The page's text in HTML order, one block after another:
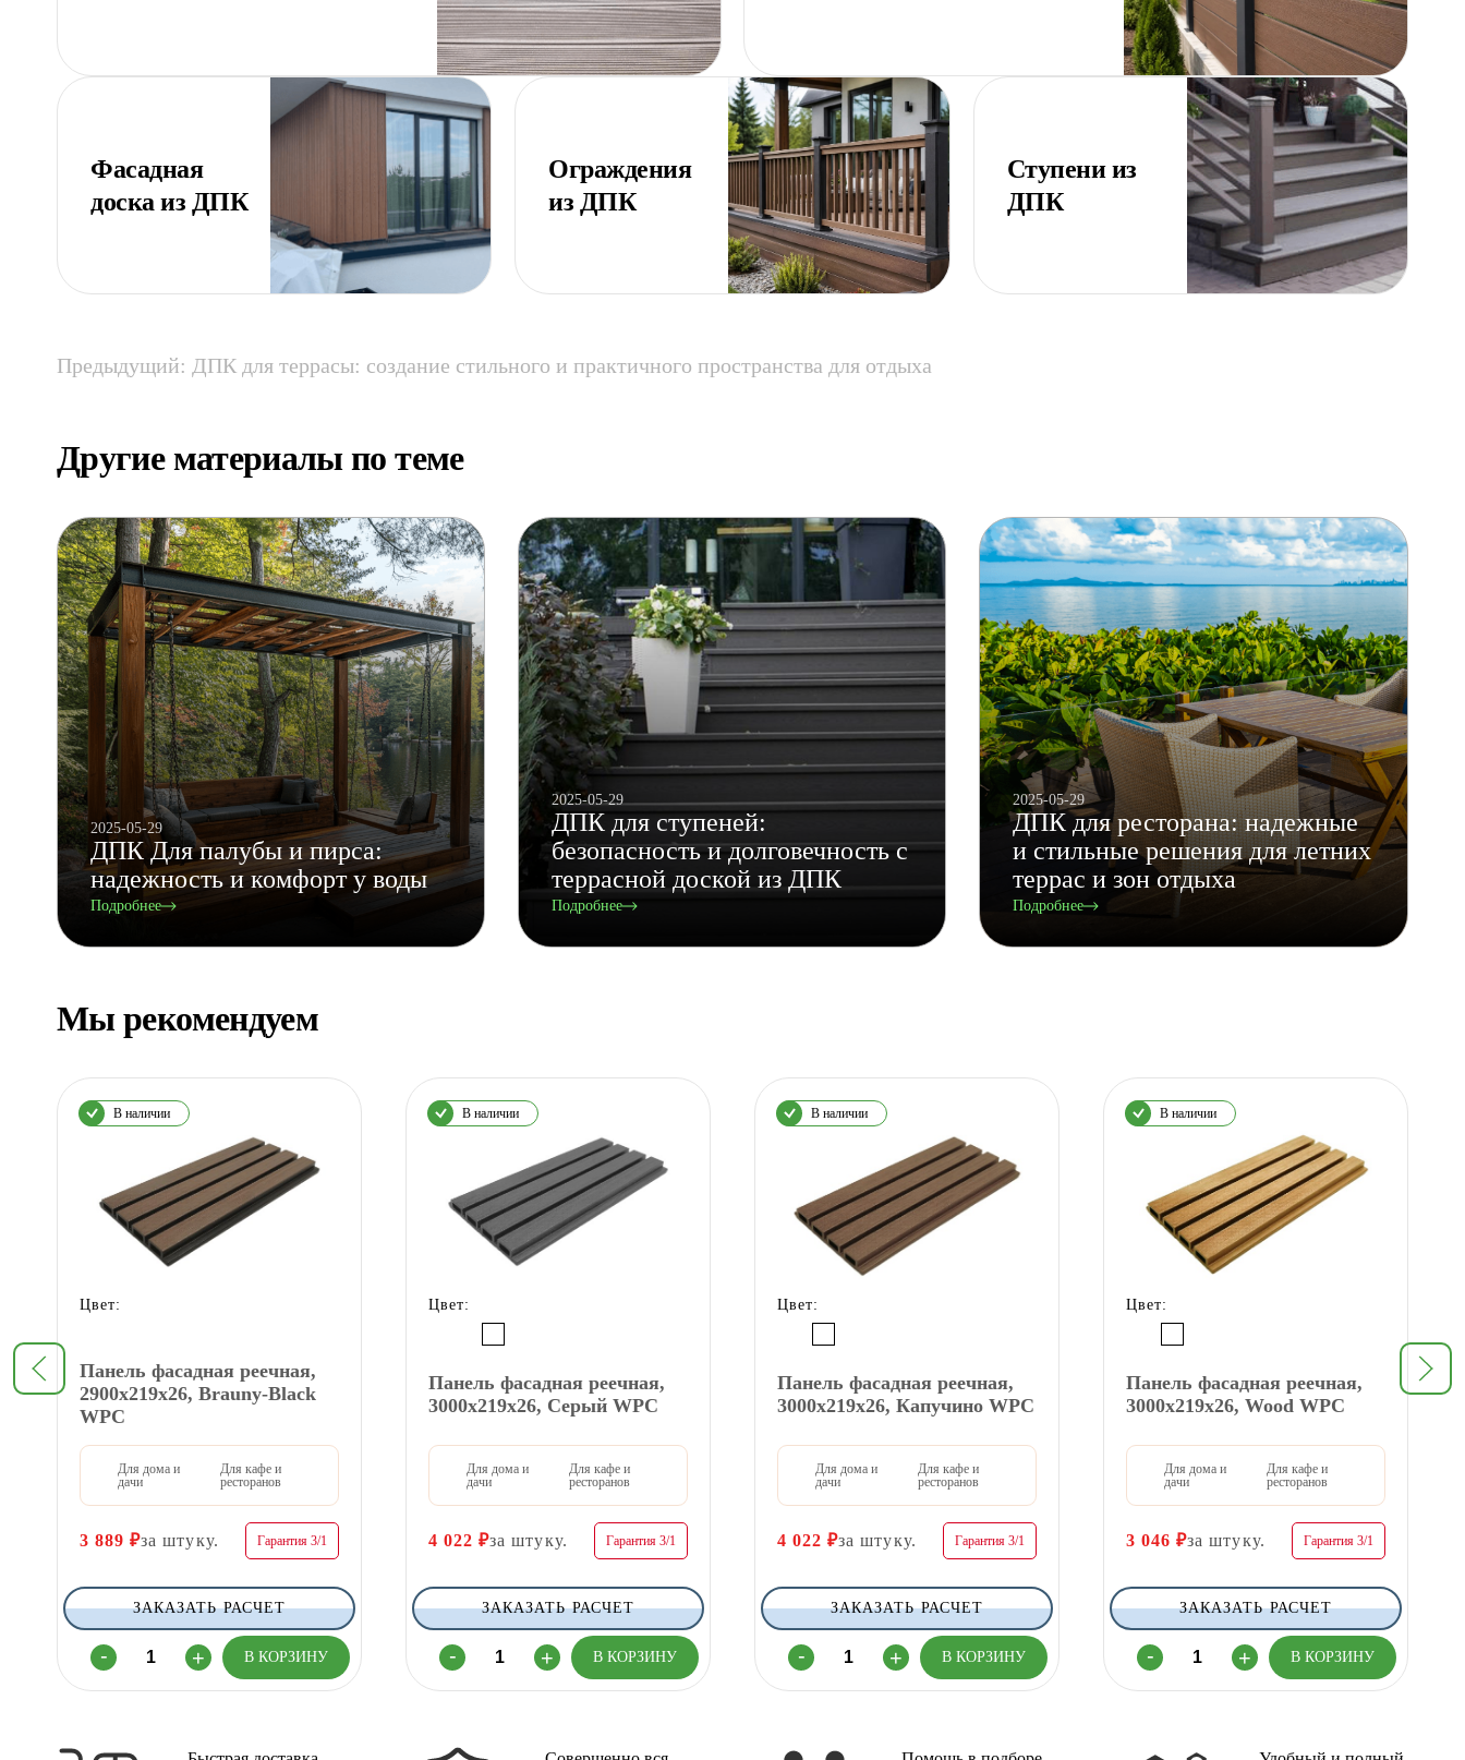
Фасадная
доска из ДПК
Ограждения
из ДПК
Ступени из
ДПК
Предыдущий: ДПК для террасы: создание стильного и практичного пространства для отдыха
Другие материалы по теме
2025-05-29
ДПК Для палубы и пирса:
надежность и комфорт у воды
Подробнее
2025-05-29
ДПК для ступеней:
безопасность и долговечность с
террасной доской из ДПК
Подробнее
2025-05-29
ДПК для ресторана: надежные
и стильные решения для летних
террас и зон отдыха
Подробнее
Мы рекомендуем
В наличии
Цвет:
Панель фасадная реечная,
2900х219х26, Brauny-Black
WPC
Для дома и
дачи
Для кафе и
ресторанов
3 889 ₽за штуку. Гарантия 3/1
ЗАКАЗАТЬ РАСЧЕТ
В наличии
Цвет:
Панель фасадная реечная,
3000х219х26, Серый WPC
Для дома и
дачи
Для кафе и
ресторанов
4 022 ₽за штуку. Гарантия 3/1
ЗАКАЗАТЬ РАСЧЕТ
В наличии
Цвет:
Панель фасадная реечная,
3000х219х26, Капучино WPC
Для дома и
дачи
Для кафе и
ресторанов
4 022 ₽за штуку. Гарантия 3/1
ЗАКАЗАТЬ РАСЧЕТ
В наличии
Цвет:
Панель фасадная реечная,
3000х219х26, Wood WPC
Для дома и
дачи
Для кафе и
ресторанов
3 046 ₽за штуку. Гарантия 3/1
ЗАКАЗАТЬ РАСЧЕТ